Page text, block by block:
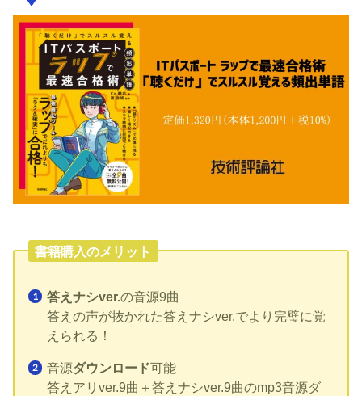
書籍購入のメリット
答えナシver.の音源9曲
答えの声が抜かれた答えナシver.でより完璧に覚
えられる！
音源ダウンロード可能
答えアリver.9曲＋答えナシver.9曲のmp3音源ダ